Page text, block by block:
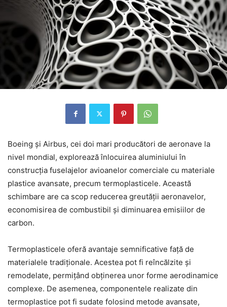
Boeing și Airbus, cei doi mari producători de aeronave la
nivel mondial, explorează înlocuirea aluminiului în
construcția fuselajelor avioanelor comerciale cu materiale
plastice avansate, precum termoplasticele. Această
schimbare are ca scop reducerea greutății aeronavelor,
economisirea de combustibil și diminuarea emisiilor de
carbon.
Termoplasticele oferă avantaje semnificative față de
materialele tradiționale. Acestea pot fi reîncălzite și
remodelate, permițând obținerea unor forme aerodinamice
complexe. De asemenea, componentele realizate din
termoplastice pot fi sudate folosind metode avansate,